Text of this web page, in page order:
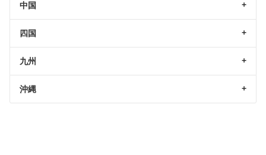
中国
四国
九州
沖縄